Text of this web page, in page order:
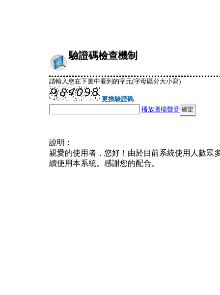
驗證碼檢查機制
請輸入您在下圖中看到的字元(字母區分大小寫)
更換驗證碼
播放圖檔聲音
說明︰
親愛的使用者，您好！由於目前系統使用人數眾
續使用本系統。感謝您的配合。